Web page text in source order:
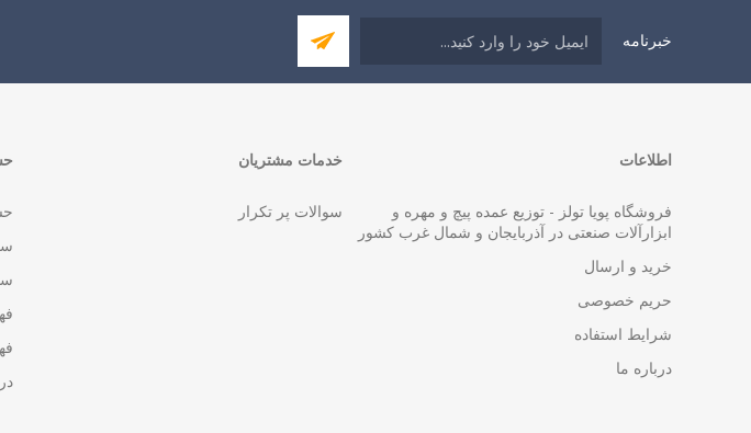
خبرنامه
اطلاعات
فروشگاه پویا تولز - توزیع عمده پیچ و مهره و
ابزارآلات صنعتی در آذربایجان و شمال غرب کشور
خرید و ارسال
حریم خصوصی
شرایط استفاده
درباره ما
خدمات مشتریان
سوالات پر تکرار